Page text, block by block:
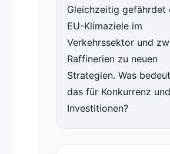
Gleichzeitig gefährdet
EU-Klimaziele im
Verkehrssektor und
Raffinerien zu neuen
Strategien. Was
das für Konkurrenz und
Investitionen?